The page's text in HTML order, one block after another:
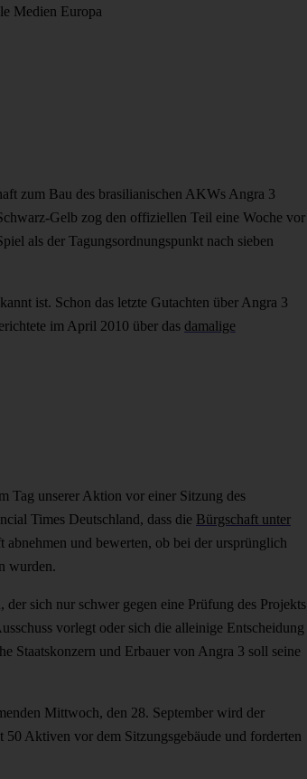
Medien Europa
zum Bau des brasilianischen AKWs Angra 3
Gelb zog den offiziellen Teil eine Woche vor
als der Tagungsordnungspunkt nach sieben
ist. Schon das letzte Gutachten über Angra 3
im April 2010 über das damalige
Tag unserer Aktion vor einer Sitzung des
Times Deutschland, dass die Bürgschaft unter
und bewerten, ob bei der ursprünglich
wurden.
sich nur schwer gegen eine Prüfung des Projekts
vorlegt oder sich die alleinige Entscheidung
Staatskonzern und Erbauer von Angra 3 soll seine
Mittwoch, den 28. September wird der
Aktiven vor dem Sitzungsgebäude und forderten